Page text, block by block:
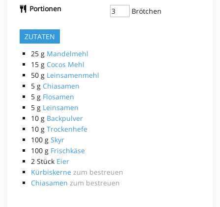
Portionen Brötchen
ZUTATEN
25 g Mandelmehl
15 g Cocos Mehl
50 g Leinsamenmehl
5 g Chiasamen
5 g Flosamen
5 g Leinsamen
10 g Backpulver
10 g Trockenhefe
100 g Skyr
100 g Frischkäse
2 Stück Eier
Kürbiskerne zum bestreuen
Chiasamen zum bestreuen